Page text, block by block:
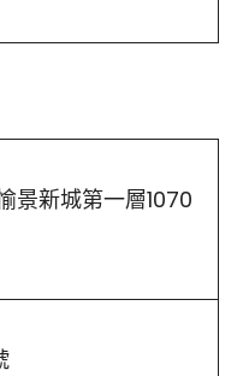
景新城第一層1070